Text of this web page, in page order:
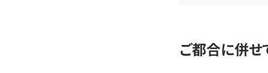
ご都合に併せ